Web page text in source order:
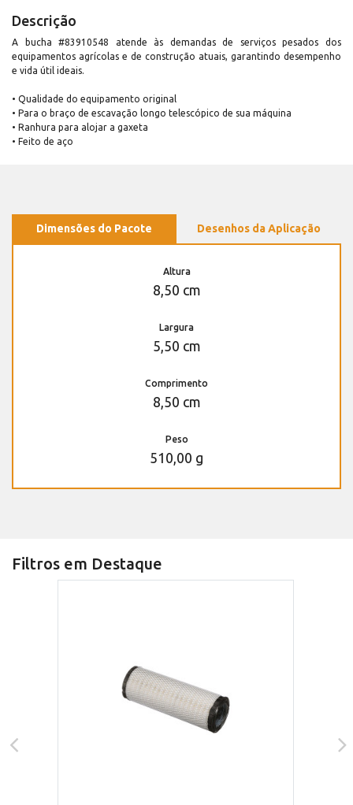
Descrição
A bucha #83910548 atende às demandas de serviços pesados dos
equipamentos agrícolas e de construção atuais, garantindo desempenho
e vida útil ideais.
• Qualidade do equipamento original
• Para o braço de escavação longo telescópico de sua máquina
• Ranhura para alojar a gaxeta
• Feito de aço
Dimensões do Pacote Desenhos da Aplicação
Altura
8,50 cm
Largura
5,50 cm
Comprimento
8,50 cm
Peso
510,00 g
Filtros em Destaque